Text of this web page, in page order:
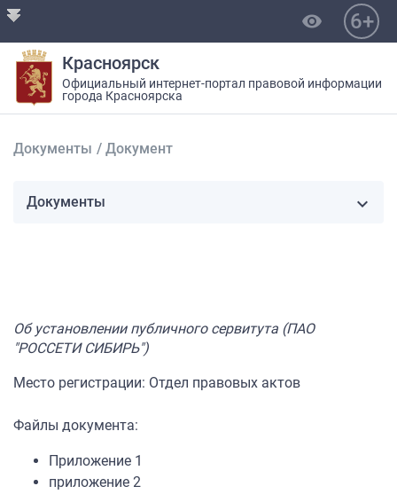
visibility 6+
Красноярск
Официальный интернет-портал правовой информации
города Красноярска
Документы / Документ
Об установлении публичного сервитута (ПАО
"РОССЕТИ СИБИРЬ")
Место регистрации: Отдел правовых актов
Файлы документа:
Приложение 1
приложение 2
Документы